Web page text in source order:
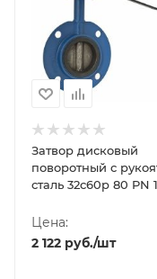
Затвор дисковый
поворотный с
сталь 32с60р 80 PN
Цена:
2 122 руб./шт